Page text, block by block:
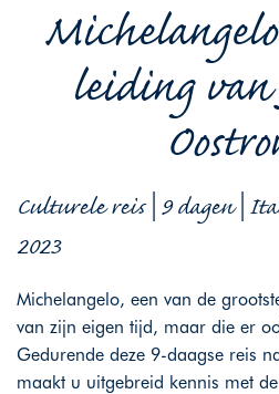
leiding van
Culturele reis | 9 dagen |
2023
Michelangelo, een van de
van zijn eigen tijd, maar die er
Gedurende deze 9-daagse reis
maakt u uitgebreid kennis met